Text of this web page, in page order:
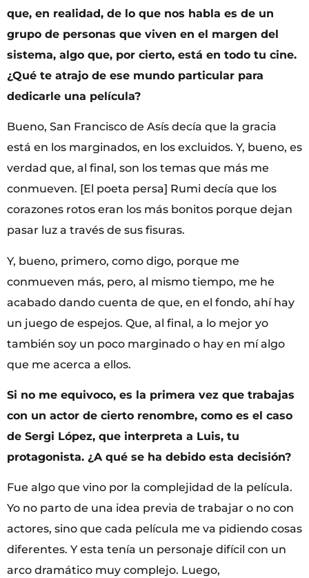
que, en realidad, de lo que nos habla es de un
grupo de personas que viven en el margen del
sistema, algo que, por cierto, está en todo tu cine.
¿Qué te atrajo de ese mundo particular para
dedicarle una película?
Bueno, San Francisco de Asís decía que la gracia
está en los marginados, en los excluidos. Y, bueno, es
verdad que, al final, son los temas que más me
conmueven. [El poeta persa] Rumi decía que los
corazones rotos eran los más bonitos porque dejan
pasar luz a través de sus fisuras.
Y, bueno, primero, como digo, porque me
conmueven más, pero, al mismo tiempo, me he
acabado dando cuenta de que, en el fondo, ahí hay
un juego de espejos. Que, al final, a lo mejor yo
también soy un poco marginado o hay en mí algo
que me acerca a ellos.
Si no me equivoco, es la primera vez que trabajas
con un actor de cierto renombre, como es el caso
de Sergi López, que interpreta a Luis, tu
protagonista. ¿A qué se ha debido esta decisión?
Fue algo que vino por la complejidad de la película.
Yo no parto de una idea previa de trabajar o no con
actores, sino que cada película me va pidiendo cosas
diferentes. Y esta tenía un personaje difícil con un
arco dramático muy complejo. Luego,